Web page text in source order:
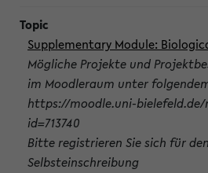
Supplementary Module:
Mögliche Projekte und
im Moodleraum unter
https://moodle.uni-bielefeld.de/
id=713740
Bitte registrieren Sie sich für
Selbsteinschreibung